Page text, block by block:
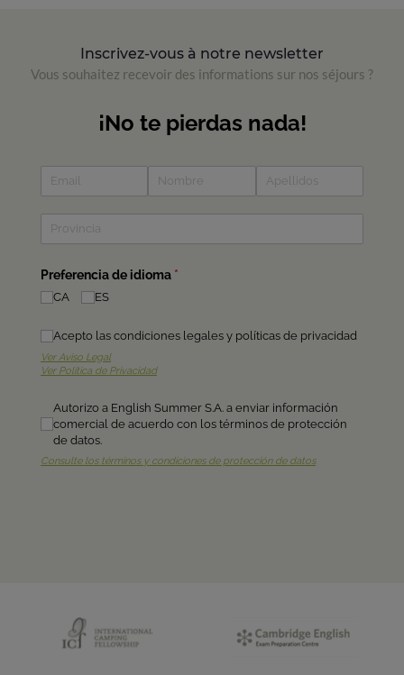
Inscrivez-vous à notre newsletter
Vous souhaitez recevoir des informations sur nos séjours ?